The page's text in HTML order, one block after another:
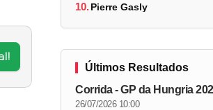
10.Pierre Gasly
Últimos Resultados
Corrida - GP da Hungria
26/07/2026 10:00